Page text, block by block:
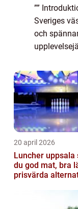
””
Sveriges
och
Göteborg
20 april 2026
Luncher uppsala så hittar
du god mat, bra
prisvärda